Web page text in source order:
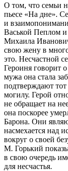
О том, что семьи
пьесе «На дне».
и
Васькой Пеплом и
Михаила
свою жену в
это. Несчастной
Героиня говорит
мужа она стала
подтверждают
могилу. Герой
не обращает на
она поскорее
Барона. Они
насмехается над
вокруг о своей
М. Горький
в свою очередь
для несчастья.